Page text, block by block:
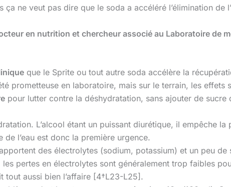
ne veut pas dire que le soda a accéléré l’élimination de
en nutrition et chercheur associé au Laboratoire de
que le Sprite ou tout autre soda accélère la
prometteuse en laboratoire, mais sur le terrain, les
pour lutter contre la déshydratation, sans ajouter de
L’alcool étant un puissant diurétique, il empêche
de l’eau est donc la première urgence.
des électrolytes (sodium, potassium) et un peu
pertes en électrolytes sont généralement trop faibles
tout aussi bien l’affaire [4†L23-L25].